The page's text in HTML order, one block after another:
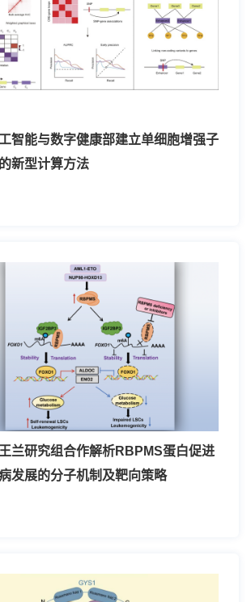
智能与数字健康部建立单细胞增强子
新型计算方法
兰研究组合作解析RBPMS蛋白促进
发展的分子机制及靶向策略